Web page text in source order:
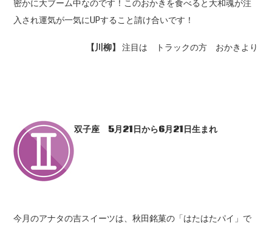
密かに大ブーム中なのです！このおかきを食べると大和魂が注
入され運気が一気にUPすること請け合いです！
【川柳】 注目は トラックの方 おかきより
双子座 5月21日から6月21日生まれ
今月のアナタの吉スイーツは、秋田銘菓の「はたはたパイ」で